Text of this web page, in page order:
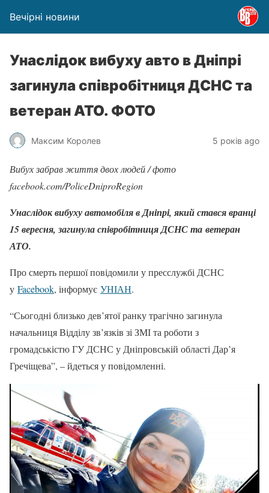
Вечірні новини
Унаслідок вибуху авто в Дніпрі
загинула співробітниця ДСНС та
ветеран АТО. ФОТО
Максим Королев 5 років ago
Вибух забрав життя двох людей / фото
facebook.com/PoliceDniproRegion
Унаслідок вибуху автомобіля в Дніпрі, який стався вранці
15 вересня, загинула співробітниця ДСНС та ветеран
АТО.
Про смерть першої повідомили у пресслужбі ДСНС
у Facebook, інформує УНІАН.
“Сьогодні близько дев’ятої ранку трагічно загинула
начальниця Відділу зв’язків зі ЗМІ та роботи з
громадськістю ГУ ДСНС у Дніпровській області Дар’я
Гречіщева”, – йдеться у повідомленні.